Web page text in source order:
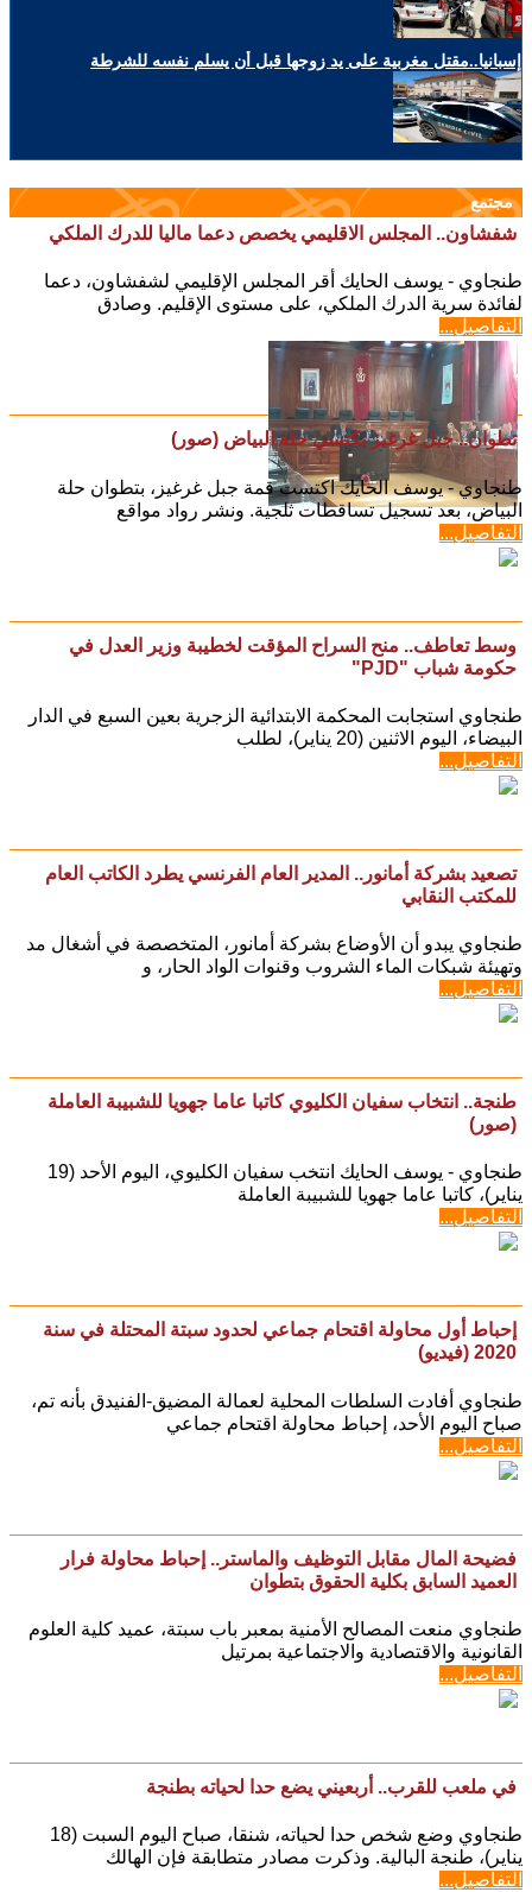
إسبانيا..مقتل مغربية على يد زوجها قبل أن يسلم نفسه للشرطة
مجتمع
شفشاون.. المجلس الاقليمي يخصص دعما ماليا للدرك الملكي
طنجاوي - يوسف الحايك أقر المجلس الإقليمي لشفشاون، دعما
لفائدة سرية الدرك الملكي، على مستوى الإقليم. وصادق
التفاصيل...
تطوان.. جبل غرغيز يكتسي حلة البياض (صور)
طنجاوي - يوسف الحايك اكتست قمة جبل غرغيز، بتطوان حلة
البياض، بعد تسجيل تساقطات ثلجية. ونشر رواد مواقع
التفاصيل...
وسط تعاطف.. منح السراح المؤقت لخطيبة وزير العدل في
حكومة شباب "PJD"
طنجاوي استجابت المحكمة الابتدائية الزجرية بعين السبع في الدار
البيضاء، اليوم الاثنين (20 يناير)، لطلب
التفاصيل...
تصعيد بشركة أمانور.. المدير العام الفرنسي يطرد الكاتب العام
للمكتب النقابي
طنجاوي يبدو أن الأوضاع بشركة أمانور، المتخصصة في أشغال مد
وتهيئة شبكات الماء الشروب وقنوات الواد الحار، و
التفاصيل...
طنجة.. انتخاب سفيان الكليوي كاتبا عاما جهويا للشبيبة العاملة
(صور)
طنجاوي - يوسف الحايك انتخب سفيان الكليوي، اليوم الأحد (19
يناير)، كاتبا عاما جهويا للشبيبة العاملة
التفاصيل...
إحباط أول محاولة اقتحام جماعي لحدود سبتة المحتلة في سنة
2020 (فيديو)
طنجاوي أفادت السلطات المحلية لعمالة المضيق-الفنيدق بأنه تم،
صباح اليوم الأحد، إحباط محاولة اقتحام جماعي
التفاصيل...
فضيحة المال مقابل التوظيف والماستر.. إحباط محاولة فرار
العميد السابق بكلية الحقوق بتطوان
طنجاوي منعت المصالح الأمنية بمعبر باب سبتة، عميد كلية العلوم
القانونية والاقتصادية والاجتماعية بمرتيل
التفاصيل...
في ملعب للقرب.. أربعيني يضع حدا لحياته بطنجة
طنجاوي وضع شخص حدا لحياته، شنقا، صباح اليوم السبت (18
يناير)، طنجة البالية. وذكرت مصادر متطابقة فإن الهالك
التفاصيل...